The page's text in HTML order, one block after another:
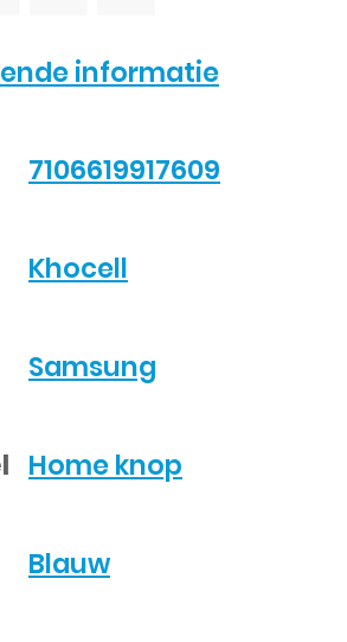
informatie
7106619917609
Khocell
Samsung
Home knop
Blauw